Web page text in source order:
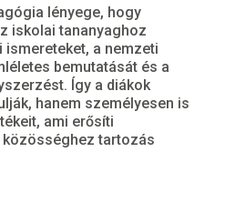
lényege, hogy
iskolai tananyaghoz
a nemzeti
bemutatását és a
Így a diákok
hanem személyesen is
ami erősíti
közösséghez tartozás